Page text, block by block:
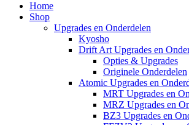
Home
Shop
Upgrades en Onderdelen
Kyosho
Drift Art Upgrades en
Opties & Upgrades
Originele Onderdelen
Atomic Upgrades en
MRT Upgrades en
MRZ Upgrades en
BZ3 Upgrades en